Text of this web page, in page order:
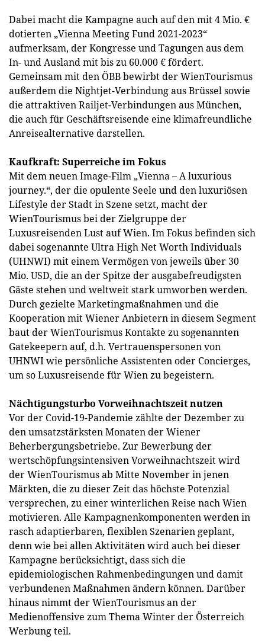
Dabei macht die Kampagne auch auf den mit 4 Mio. €
dotierten „Vienna Meeting Fund 2021-2023“
aufmerksam, der Kongresse und Tagungen aus dem
In- und Ausland mit bis zu 60.000 € fördert.
Gemeinsam mit den ÖBB bewirbt der WienTourismus
außerdem die Nightjet-Verbindung aus Brüssel sowie
die attraktiven Railjet-Verbindungen aus München,
die auch für Geschäftsreisende eine klimafreundliche
Anreisealternative darstellen.
Kaufkraft: Superreiche im Fokus
Mit dem neuen Image-Film „Vienna – A luxurious
journey.“, der die opulente Seele und den luxuriösen
Lifestyle der Stadt in Szene setzt, macht der
WienTourismus bei der Zielgruppe der
Luxusreisenden Lust auf Wien. Im Fokus befinden sich
dabei sogenannte Ultra High Net Worth Individuals
(UHNWI) mit einem Vermögen von jeweils über 30
Mio. USD, die an der Spitze der ausgabefreudigsten
Gäste stehen und weltweit stark umworben werden.
Durch gezielte Marketingmaßnahmen und die
Kooperation mit Wiener Anbietern in diesem Segment
baut der WienTourismus Kontakte zu sogenannten
Gatekeepern auf, d.h. Vertrauenspersonen von
UHNWI wie persönliche Assistenten oder Concierges,
um so Luxusreisende für Wien zu begeistern.
Nächtigungsturbo Vorweihnachtszeit nutzen
Vor der Covid-19-Pandemie zählte der Dezember zu
den umsatzstärksten Monaten der Wiener
Beherbergungsbetriebe. Zur Bewerbung der
wertschöpfungsintensiven Vorweihnachtszeit wird
der WienTourismus ab Mitte November in jenen
Märkten, die zu dieser Zeit das höchste Potenzial
versprechen, zu einer winterlichen Reise nach Wien
motivieren. Alle Kampagnenkomponenten werden in
rasch adaptierbaren, flexiblen Szenarien geplant,
denn wie bei allen Aktivitäten wird auch bei dieser
Kampagne berücksichtigt, dass sich die
epidemiologischen Rahmenbedingungen und damit
verbundenen Maßnahmen ändern können. Darüber
hinaus nimmt der WienTourismus an der
Medienoffensive zum Thema Winter der Österreich
Werbung teil.